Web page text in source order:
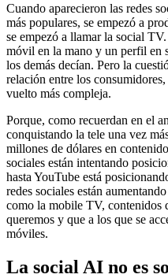
Cuando aparecieron las redes
más populares, se empezó a
se empezó a llamar la social
móvil en la mano y un perfil en
los demás decían. Pero la
relación entre los
vuelto más compleja.
Porque, como recuerdan en el
conquistando la tele una vez
millones de dólares en
sociales están intentando
hasta YouTube está
redes sociales están
como la mobile TV, contenidos
queremos y que a los que se
móviles.
La social AI no es